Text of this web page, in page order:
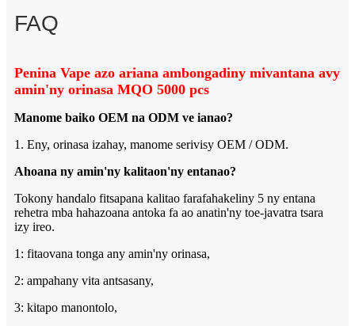
FAQ
Penina Vape azo ariana ambongadiny mivantana avy
amin'ny orinasa MQO 5000 pcs
Manome baiko OEM na ODM ve ianao?
1. Eny, orinasa izahay, manome serivisy OEM / ODM.
Ahoana ny amin'ny kalitaon'ny entanao?
Tokony handalo fitsapana kalitao farafahakeliny 5 ny entana
rehetra mba hahazoana antoka fa ao anatin'ny toe-javatra tsara
izy ireo.
1: fitaovana tonga any amin'ny orinasa,
2: ampahany vita antsasany,
3: kitapo manontolo,